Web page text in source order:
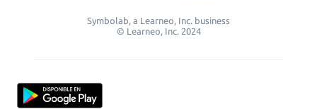
Symbolab, a Learneo, Inc. business
© Learneo, Inc. 2024